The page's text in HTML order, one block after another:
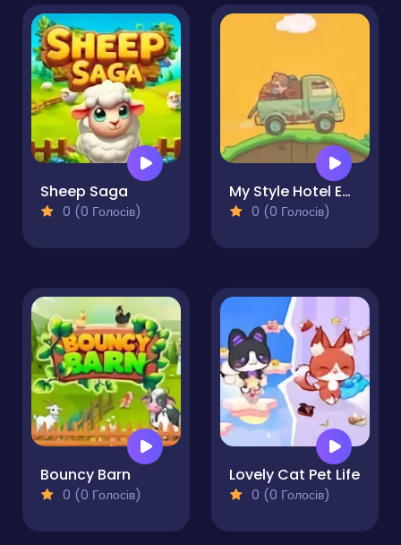
Sheep Saga
0 (0 Голосів)
My Style Hotel Empire
0 (0 Голосів)
Bouncy Barn
0 (0 Голосів)
Lovely Cat Pet Life
0 (0 Голосів)